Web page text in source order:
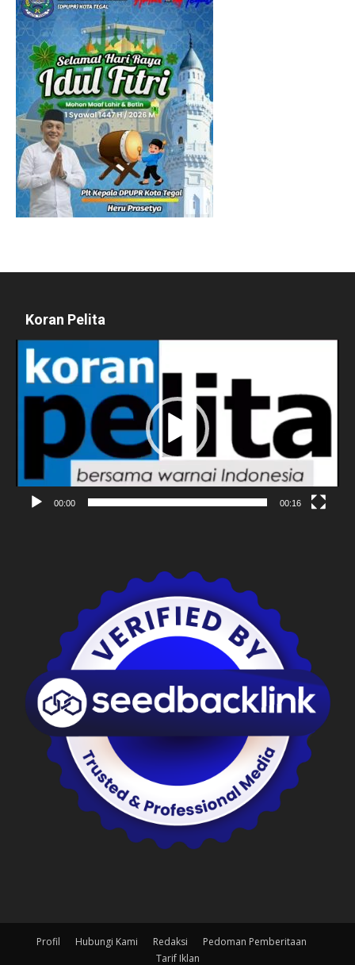
Koran Pelita
Pemutar
Video
00:00 00:16
Profil Hubungi Kami Redaksi
Pedoman Pemberitaan
Tarif Iklan